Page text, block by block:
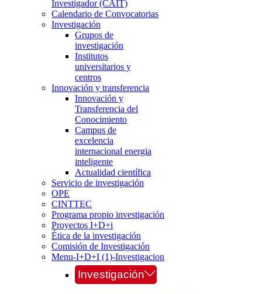
Investigador (CAIT)
Calendario de Convocatorias
Investigación
Grupos de
investigación
Institutos
universitarios y
centros
Innovación y transferencia
Innovación y
Transferencia del
Conocimiento
Campus de
excelencia
internacional energia
inteligente
Actualidad científica
Servicio de investigación
OPE
CINTTEC
Programa propio investigación
Proyectos I+D+i
Ética de la investigación
Comisión de Investigación
Menu-I+D+I (1)-Investigacion
Investigación